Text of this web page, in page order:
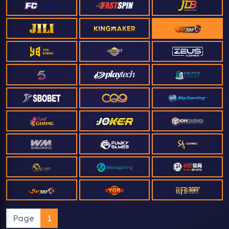
Page 1